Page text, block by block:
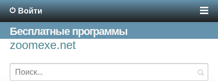
Войти
Бесплатные программы
zoomexe.net